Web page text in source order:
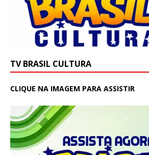
TV BRASIL CULTURA
CLIQUE NA IMAGEM PARA ASSISTIR